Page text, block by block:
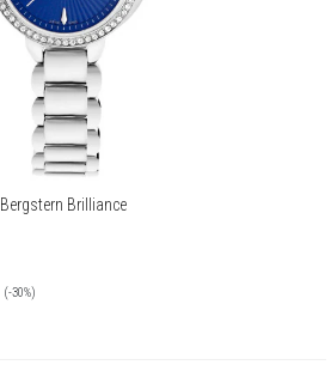
Bergstern Brilliance
(-30%)